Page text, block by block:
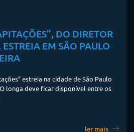
DO DIRETOR
EM SÃO PAULO
estreia na cidade de São Paulo
longa deve ficar disponível entre os
ler mais